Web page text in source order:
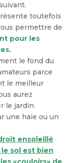
toutefois
permettre de
pour les
le fond du
parce
le meilleur
aurez
le jardin
une haie ou un
ensoleillé
sol est bien